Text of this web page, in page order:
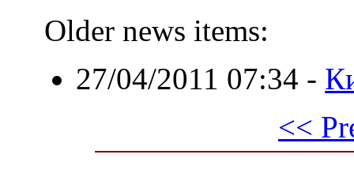
Older news items:
27/04/2011 07:34 -
<<